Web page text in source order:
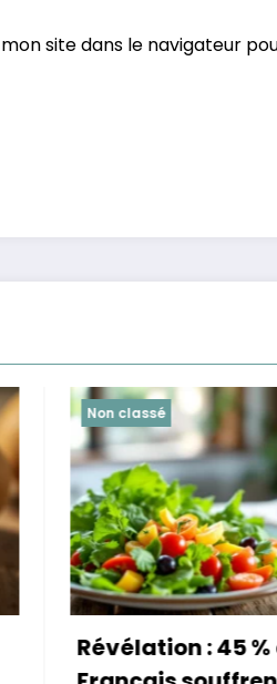
site dans le navigateur
Non classé
Révélation : 45 % des